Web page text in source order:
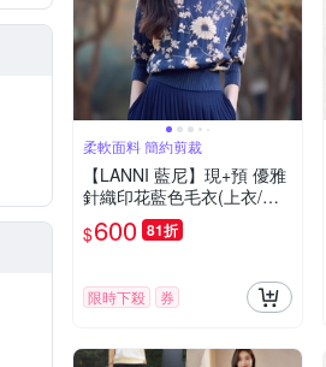
柔軟面料 簡約剪裁
【LANNI 藍尼】現+預 優雅
針織印花藍色毛衣(上衣/女
裝/毛衣/休閒/百搭)
$600 81折
限時下殺 券